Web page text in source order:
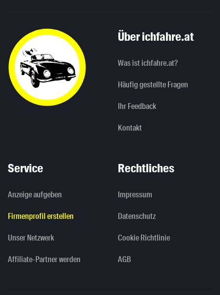
Über ichfahre.at
Was ist ichfahre.at?
Häufig gestellte Fragen
Ihr Feedback
Kontakt
Service
Anzeige aufgeben
Firmenprofil erstellen
Unser Netzwerk
Affiliate-Partner werden
Rechtliches
Impressum
Datenschutz
Cookie Richtlinie
AGB